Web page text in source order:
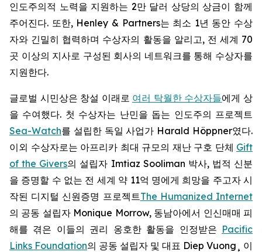
인도주의적 노력을 지원하는 2만 달러 상당의 상금이 함께
주어진다. 또한, Henley & Partners는 최소 1년 동안 수상
자와 긴밀히 협력하며 수상자의 활동을 알리고, 전 세계 70
곳 이상의 지사로 구성된 회사의 네트워크를 통해 수상자를
지원한다.
글로벌 시민상은 창설 이래로 여러 탁월한 수상자들에게 상
을 수여했다. 첫 수상자는 난민을 돕는 인도주의 프로젝트
Sea-Watch를 설립한 독일 사업가 Harald Höppner였다.
이외 수상자로는 아프리카 최대 규모의 재난 구호 단체 Gift
of the Givers의 설립자 Imtiaz Sooliman 박사, 법적 신분
을 증명할 수 없는 전 세계 약 11억 명에게 희망을 주고자 시
작된 디지털 신원증명 프로젝트The Humanized Internet
의 공동 설립자 Monique Morrow, 동남아에서 인신매매 피
해를 겪은 이들의 권리 옹호한 활동을 인정받은 Pacific
Links Foundation의 공동 설립자 및 대표 Diep Vuong¸ 이